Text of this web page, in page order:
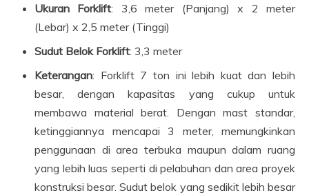
Ukuran Forklift: 3,6 meter (Panjang) x 2 meter
(Lebar) x 2,5 meter (Tinggi)
Sudut Belok Forklift: 3,3 meter
Keterangan: Forklift 7 ton ini lebih kuat dan lebih
besar, dengan kapasitas yang cukup untuk
membawa material berat. Dengan mast standar,
ketinggiannya mencapai 3 meter, memungkinkan
penggunaan di area terbuka maupun dalam ruang
yang lebih luas seperti di pelabuhan dan area proyek
konstruksi besar. Sudut belok yang sedikit lebih besar